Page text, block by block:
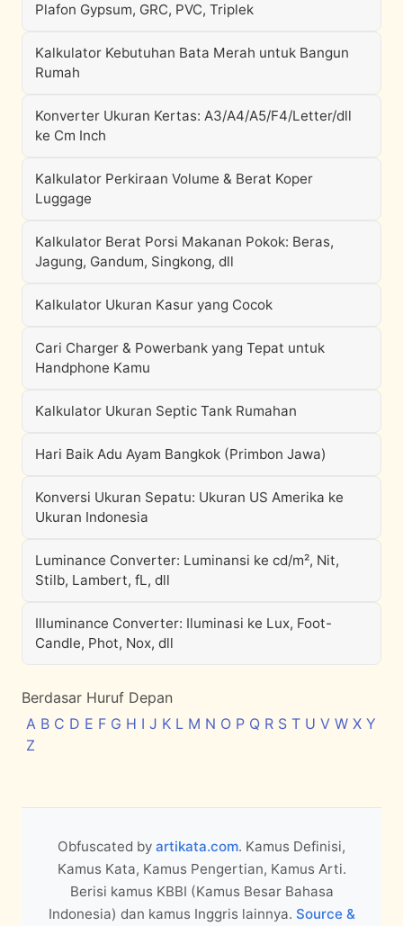
Plafon Gypsum, GRC, PVC, Triplek
Kalkulator Kebutuhan Bata Merah untuk Bangun
Rumah
Konverter Ukuran Kertas: A3/A4/A5/F4/Letter/dll
ke Cm Inch
Kalkulator Perkiraan Volume & Berat Koper
Luggage
Kalkulator Berat Porsi Makanan Pokok: Beras,
Jagung, Gandum, Singkong, dll
Kalkulator Ukuran Kasur yang Cocok
Cari Charger & Powerbank yang Tepat untuk
Handphone Kamu
Kalkulator Ukuran Septic Tank Rumahan
Hari Baik Adu Ayam Bangkok (Primbon Jawa)
Konversi Ukuran Sepatu: Ukuran US Amerika ke
Ukuran Indonesia
Luminance Converter: Luminansi ke cd/m², Nit,
Stilb, Lambert, fL, dll
Illuminance Converter: Iluminasi ke Lux, Foot-
Candle, Phot, Nox, dll
Berdasar Huruf Depan
A B C D E F G H I J K L M N O P Q R S T U V W X Y
Z
Obfuscated by artikata.com. Kamus Definisi,
Kamus Kata, Kamus Pengertian, Kamus Arti.
Berisi kamus KBBI (Kamus Besar Bahasa
Indonesia) dan kamus Inggris lainnya. Source &